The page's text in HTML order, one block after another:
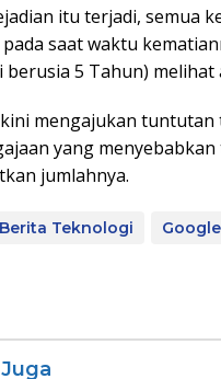
itu terjadi, semua
saat waktu
berusia 5 Tahun)
mengajukan tuntutan
yang
jumlahnya.
Berita Teknologi Google